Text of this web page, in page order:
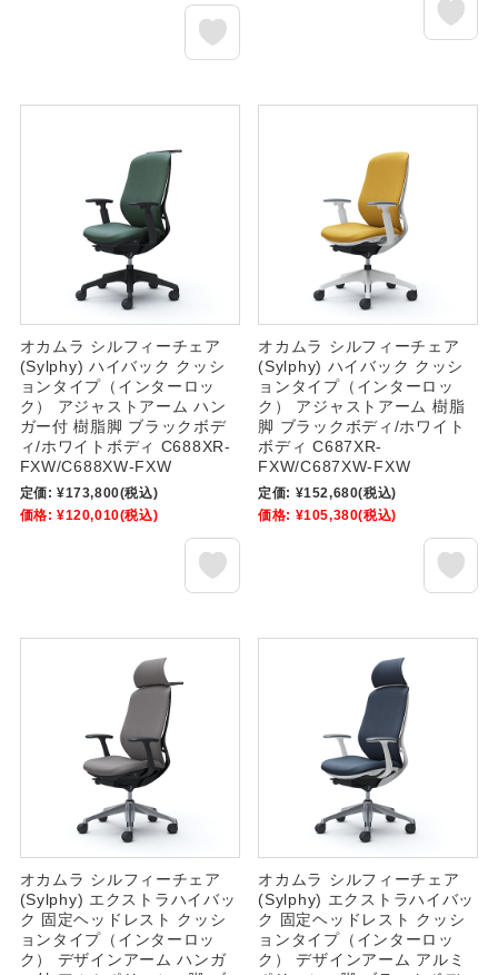
オカムラ シルフィーチェア
(Sylphy) ハイバック クッシ
ョンタイプ（インターロッ
ク） アジャストアーム ハン
ガー付 樹脂脚 ブラックボデ
ィ/ホワイトボディ C688XR-
FXW/C688XW-FXW
定価: ¥173,800(税込)
価格: ¥120,010(税込)
オカムラ シルフィーチェア
(Sylphy) ハイバック クッシ
ョンタイプ（インターロッ
ク） アジャストアーム 樹脂
脚 ブラックボディ/ホワイト
ボディ C687XR-
FXW/C687XW-FXW
定価: ¥152,680(税込)
価格: ¥105,380(税込)
オカムラ シルフィーチェア
(Sylphy) エクストラハイバッ
ク 固定ヘッドレスト クッシ
ョンタイプ（インターロッ
ク） デザインアーム ハンガ
オカムラ シルフィーチェア
(Sylphy) エクストラハイバッ
ク 固定ヘッドレスト クッシ
ョンタイプ（インターロッ
ク） デザインアーム アルミ